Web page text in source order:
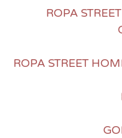
ROPA
ROPA STREET